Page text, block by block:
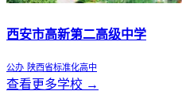
西安市高新第二高级中学
公办 陕西省标准化高中
查看更多学校 →